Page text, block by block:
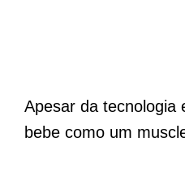
Apesar da tecnologia
bebe como um